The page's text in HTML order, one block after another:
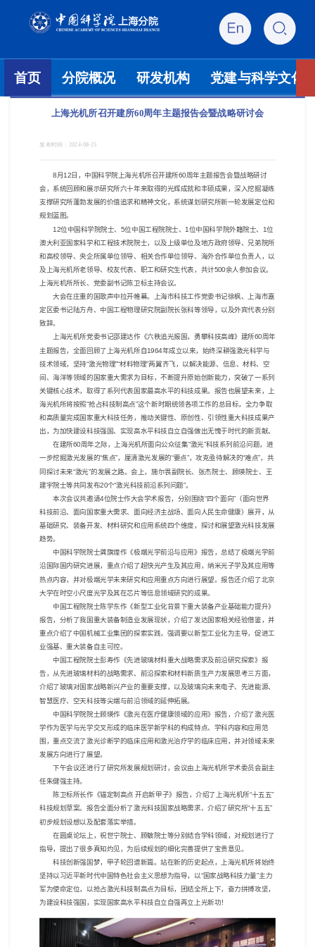
首页 分院概况 研发机构 党建与科学文化
上海光机所召开建所60周年主题报告会暨战略研讨会
发布时间： 2024-08-15
8月 12日，中国科学院上海光机所召开建所60周年主题报告会暨战略研讨
会，系统回顾和展示研究所六十年来取得的光辉成就和丰硕成果，深入挖掘凝练
支撑研究所蓬勃发展的价值追求和精神文化，系统谋划研究所新一轮发展定位和
规划蓝图。
12位中国科学院院士、5位中国工程院院士、 1位中国科学院外籍院士、 1位
澳大利亚国家科学和工程技术院院士，以及上级单位及地方政府领导、兄弟院所
和高校领导、央企所属单位领导、相关合作单位领导、海外合作单位负责人，以
及上海光机所老领导、校友代表、职工和研究生代表，共计500余人参加会议。
上海光机所所长、党委副书记陈卫标主持会议。
大会在庄重的国歌声中拉开帷幕。上海市科技工作党委书记徐枫、上海市嘉
定区委书记陆方舟、中国工程物理研究院副院长张科等领导，以及外宾代表分别
致辞。
上海光机所党委书记邵建达作《六秩追光报国，勇攀科技高峰》建所60周年
主题报告，全面回顾了上海光机所自1964年成立以来，始终深耕强激光科学与
技术领域，坚持“激光物理”“材料物理”两翼齐飞，以解决能源、信息、材料、空
间、海洋等领域的国家重大需求为目标，不断提升原始创新能力，突破了一系列
关键核心技术，取得了系列代表国家最高水平的科技成果。报告也展望未来，上
海光机所将按照“抢占科技制高点”这个新时期统领各项工作的总目标，全力争取
和高质量完成国家重大科技任务，推动关键性、原创性、引领性重大科技成果产
出，为加快建设科技强国、实现高水平科技自立自强做出无愧于时代的新贡献。
在建所60周年之际，上海光机所面向公众征集“激光”科技系列前沿问题，进
一步挖掘激光发展的“焦点”，厘清激光发展的“要点”，攻克亟待解决的“难点”，共
同探讨未来“激光”的发展之路。会上，施尔畏副院长、张杰院士、顾瑛院士、王
建宇院士等共同发布20个“激光科技前沿系列问题”。
本次会议共邀请4位院士作大会学术报告，分别围绕“四个面向”（面向世界
科技前沿、面向国家重大需求、面向经济主战场、面向人民生命健康）展开，从
基础研究、装备开发、材料研究和应用系统四个维度，探讨和展望激光科技发展
趋势。
中国科学院院士龚旗煌作《极端光学前沿与应用》报告，总结了极端光学前
沿国际国内研究进展，重点介绍了超快光产生及其应用，纳米光子学及其应用等
热点内容，并对极端光学未来研究和应用重点方向进行展望。报告还介绍了北京
大学在时空小尺度光学及其在芯片等信息领域研究的成果。
中国工程院院士陈学东作《新型工业化背景下重大装备产业基础能力提升》
报告，分析了我国重大装备制造业发展现状，介绍了发达国家相关经验借鉴，并
重点介绍了中国机械工业集团的探索实践，强调要以新型工业化为主导，促进工
业强基、重大装备自主可控。
中国工程院院士彭寿作《先进玻璃材料重大战略需求及前沿研究探索》报
告，从先进玻璃材料的战略需求、前沿探索和材料新质生产力发展思考三方面，
介绍了玻璃对国家战略新兴产业的重要支撑，以及玻璃向未来电子、先进能源、
智慧医疗、空天科技等尖端与前沿领域的延伸拓展。
中国科学院院士顾瑛作《激光在医疗健康领域的应用》报告，介绍了激光医
学作为医学与光学交叉形成的临床医学新学科的构成特点、学科内容和应用范
围，重点交流了激光诊断学的临床应用和激光治疗学的临床应用，并对领域未来
发展方向进行了展望。
下午会议还进行了研究所发展规划研讨，会议由上海光机所学术委员会副主
任朱健强主持。
陈卫标所长作《锚定制高点 开启新甲子》报告，介绍了上海光机所“十五五”
科技规划草案。报告全面分析了激光科技国家战略需求、介绍了研究所“十五五”
初步规划设想以及配套落实举措。
在圆桌论坛上，祝世宁院士、顾敏院士等分别结合学科领域，对规划进行了
指导，提出了很多真知灼见，为后续规划的细化完善提供了宝贵意见。
科技创新强国梦，甲子轮回谱新篇。站在新的历史起点，上海光机所将始终
坚持以习近平新时代中国特色社会主义思想为指导，以“国家战略科技力量”主力
军为使命定位，以抢占激光科技制高点为目标，团结全所上下，奋力拼搏攻坚，
为建设科技强国，实现国家高水平科技自立自强再立上光新功！